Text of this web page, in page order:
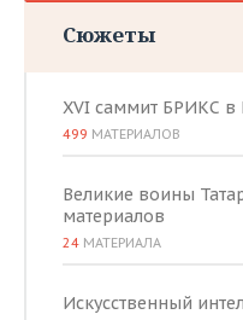
Сюжеты
XVI саммит БРИКС в
499 МАТЕРИАЛОВ
Великие воины
материалов
24 МАТЕРИАЛА
Искусственный